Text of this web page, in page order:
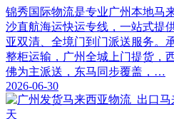
锦秀国际物流是专业广州本地马
沙直航海运快运专线，一站式提
亚双清、全境门到门派送服务。
整柜运输，广州全城上门提货，
佛为主派送，东马同步覆盖，…
2026-06-30